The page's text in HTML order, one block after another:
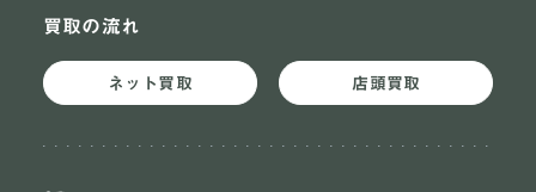
買取の流れ
ネット買取 店頭買取